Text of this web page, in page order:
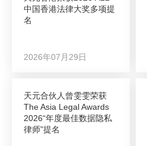
中国香港法律大奖多项提
名
2026年07月29日
天元合伙人曾雯雯荣获
The Asia Legal Awards
2026“年度最佳数据隐私
律师”提名